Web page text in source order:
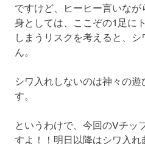
ですけど、ヒーヒー言いな
身としては、ここぞの1足に
しまうリスクを考えると、
ん。
シワ入れしないのは神々の
す。
というわけで、今回のVチッ
すよ！！明日以降はシワ入れ